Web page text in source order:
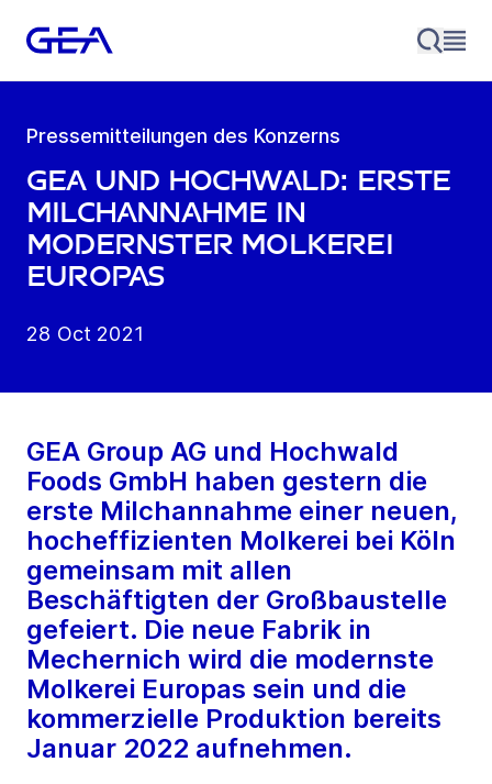
Pressemitteilungen des Konzerns
GEA und Hochwald: Erste
Milchannahme in
modernster Molkerei
Europas
28 Oct 2021
GEA Group AG und Hochwald
Foods GmbH haben gestern die
erste Milchannahme einer neuen,
hocheffizienten Molkerei bei Köln
gemeinsam mit allen
Beschäftigten der Großbaustelle
gefeiert. Die neue Fabrik in
Mechernich wird die modernste
Molkerei Europas sein und die
kommerzielle Produktion bereits
Januar 2022 aufnehmen.